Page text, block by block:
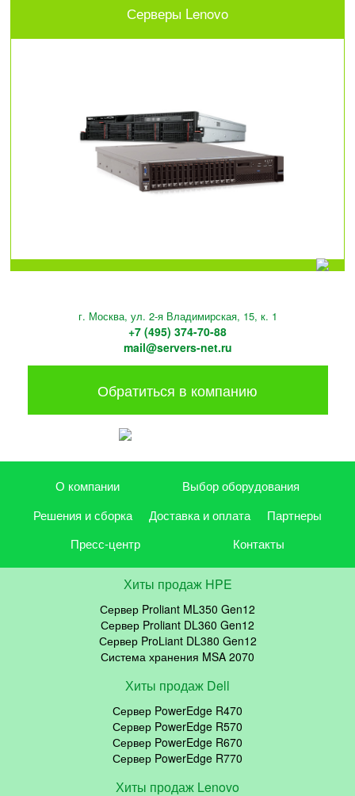
Серверы Lenovo
г. Москва, ул. 2-я Владимирская, 15, к. 1
+7 (495) 374-70-88
mail@servers-net.ru
Обратиться в компанию
О компании
Выбор оборудования
Решения и сборка
Доставка и оплата
Партнеры
Пресс-центр
Контакты
Хиты продаж HPE
Сервер Proliant ML350 Gen12
Сервер Proliant DL360 Gen12
Сервер ProLiant DL380 Gen12
Система хранения MSA 2070
Хиты продаж Dell
Сервер PowerEdge R470
Сервер PowerEdge R570
Сервер PowerEdge R670
Сервер PowerEdge R770
Хиты продаж Lenovo